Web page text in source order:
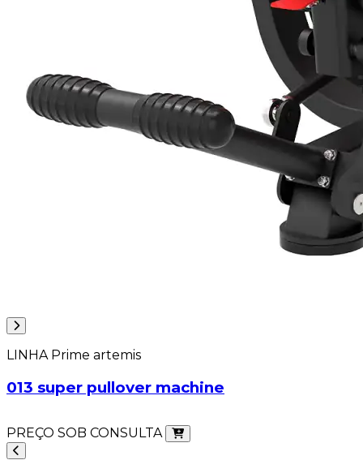
LINHA Prime artemis
013 super pullover machine
PREÇO SOB CONSULTA